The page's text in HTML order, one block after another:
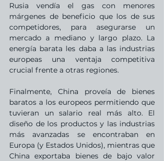
Rusia vendía el gas con menores
márgenes de beneficio que los de sus
competidores, para asegurarse un
mercado a mediano y largo plazo. La
energía barata les daba a las industrias
europeas una ventaja competitiva
crucial frente a otras regiones.
Finalmente, China proveía de bienes
baratos a los europeos permitiendo que
tuvieran un salario real más alto. El
diseño de los productos y las industrias
más avanzadas se encontraban en
Europa (y Estados Unidos), mientras que
China exportaba bienes de bajo valor